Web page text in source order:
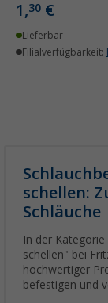
1,30 €
Lieferbar
Filialverfügbarkeit:
schellen:
Schläuche
In der
schellen" bei
hochwertiger
befestigen und